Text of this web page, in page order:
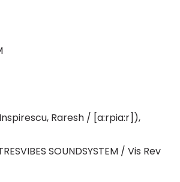
Inspirescu, Raresh / [a:rpia:r]),
SOUNDSYSTEM / Vis Rev